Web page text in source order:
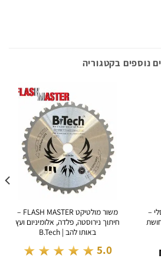
בקטגוריה
משור מולטיקט FLASH MASTER –
חיתוך נירוסטה, פלדה, אלומיניום ועץ
באותו להב | B.Tech
★★★★★